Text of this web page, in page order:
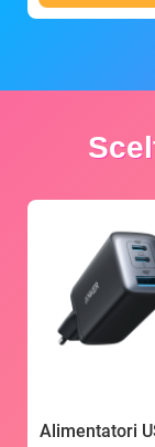
Alimentatori